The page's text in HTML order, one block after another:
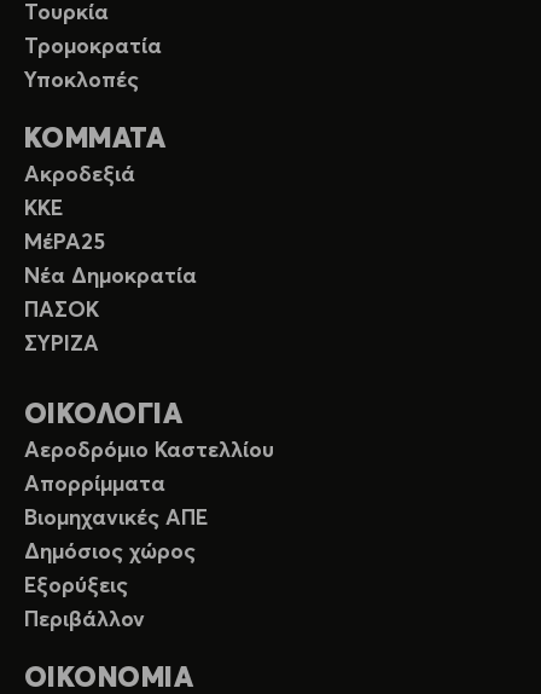
Τουρκία
Τρομοκρατία
Υποκλοπές
ΚΟΜΜΑΤΑ
Ακροδεξιά
ΚΚΕ
ΜέΡΑ25
Νέα Δημοκρατία
ΠΑΣΟΚ
ΣΥΡΙΖΑ
ΟΙΚΟΛΟΓΙΑ
Αεροδρόμιο Καστελλίου
Απορρίμματα
Βιομηχανικές ΑΠΕ
Δημόσιος χώρος
Εξορύξεις
Περιβάλλον
ΟΙΚΟΝΟΜΙΑ